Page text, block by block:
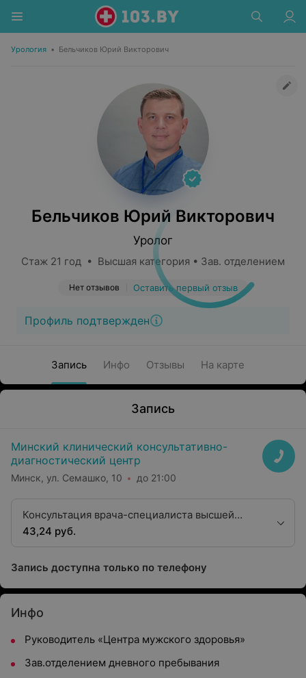
Урология • Бельчиков Юрий Викторович
Бельчиков Юрий Викторович
Уролог
Стаж 21 год • Высшая категория • Зав. отделением
Нет отзывов Оставить первый отзыв
Профиль подтвержден
Запись Инфо Отзывы На карте
Запись
Минский клинический консультативно-
диагностический центр
Минск, ул. Семашко, 10 до 21:00
Консультация врача-специалиста высшей
квалификационной категории хирургического
43,24 руб.
Запись доступна только по телефону
Инфо
Руководитель «Центра мужского здоровья»
Зав.отделением дневного пребывания